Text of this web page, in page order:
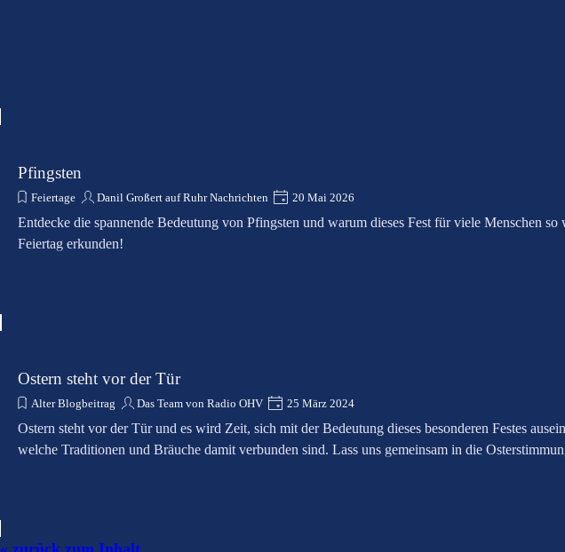
Pfingsten
Feiertage Danil Großert auf Ruhr Nachrichten 20 Mai 2026
Entdecke die spannende Bedeutung von Pfingsten und warum dieses Fest für viele Menschen
Feiertag erkunden!
Ostern steht vor der Tür
Alter Blogbeitrag Das Team von Radio OHV 25 März 2024
Ostern steht vor der Tür und es wird Zeit, sich mit der Bedeutung dieses besonderen Festes
welche Traditionen und Bräuche damit verbunden sind. Lass uns gemeinsam in die
Block überspringen
« zurück zum Inhalt